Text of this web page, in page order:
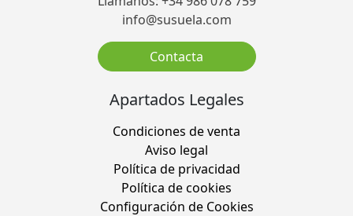
info@susuela.com
Contacta
Apartados Legales
Condiciones de venta
Aviso legal
Política de privacidad
Política de cookies
Configuración de Cookies